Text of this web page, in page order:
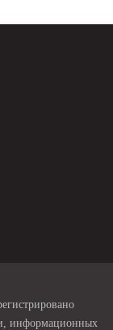
информационных